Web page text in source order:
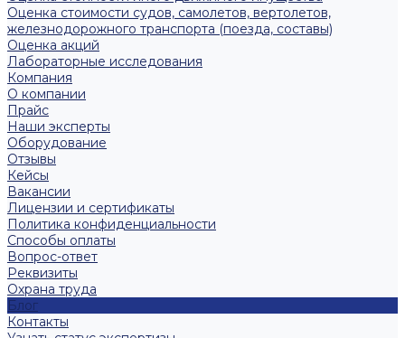
Оценка стоимости судов, самолетов, вертолетов,
железнодорожного транспорта (поезда, составы)
Оценка акций
Лабораторные исследования
Компания
О компании
Прайс
Наши эксперты
Оборудование
Отзывы
Кейсы
Вакансии
Лицензии и сертификаты
Политика конфиденциальности
Способы оплаты
Вопрос-ответ
Реквизиты
Охрана труда
Блог
Контакты